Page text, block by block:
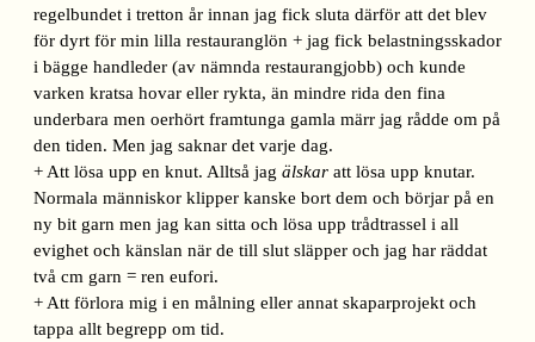
regelbundet i tretton år innan jag fick sluta därför att det blev
för dyrt för min lilla restauranglön + jag fick belastningsskador
i bägge handleder (av nämnda restaurangjobb) och kunde
varken kratsa hovar eller rykta, än mindre rida den fina
underbara men oerhört framtunga gamla märr jag rådde om på
den tiden. Men jag saknar det varje dag.
+ Att lösa upp en knut. Alltså jag älskar att lösa upp knutar.
Normala människor klipper kanske bort dem och börjar på en
ny bit garn men jag kan sitta och lösa upp trådtrassel i all
evighet och känslan när de till slut släpper och jag har räddat
två cm garn = ren eufori.
+ Att förlora mig i en målning eller annat skaparprojekt och
tappa allt begrepp om tid.